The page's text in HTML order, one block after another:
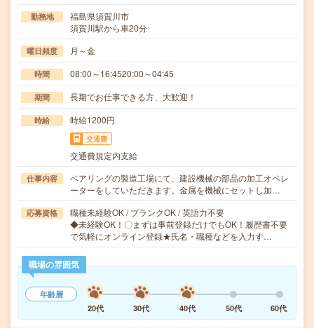
勤務地
福島県須賀川市
須賀川駅から車20分
曜日頻度 月～金
時間 08:00～16:4520:00～04:45
期間 長期でお仕事できる方、大歓迎！
時給 時給1200円
交通費
交通費規定内支給
仕事内容
ベアリングの製造工場にて、建設機械の部品の加工オペレ
ーターをしていただきます。金属を機械にセットし加…
応募資格
職種未経験OK / ブランクOK / 英語力不要
◆未経験OK！〇まずは事前登録だけでもOK！履歴書不要
で気軽にオンライン登録★氏名・職種などを入力す…
職場の雰囲気
年齢層
20代
30代 40代 50代 60代